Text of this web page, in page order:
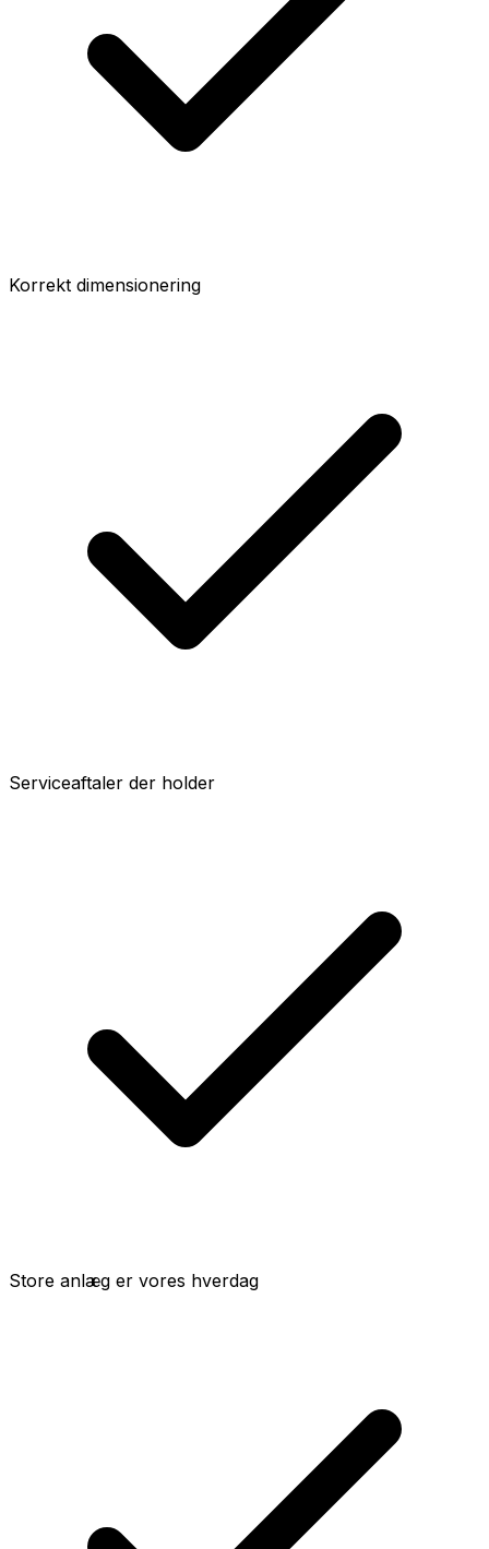
Korrekt dimensionering
Serviceaftaler der holder
Store anlæg er vores hverdag